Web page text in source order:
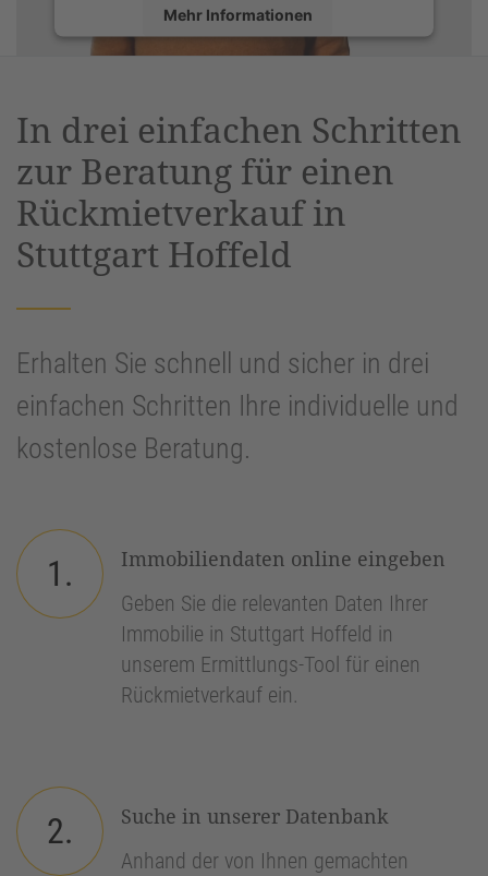
Mehr Informationen
Management Platform&eRecht24
In drei einfachen Schritten
zur Beratung für einen
Rückmietverkauf in
Stuttgart Hoffeld
Erhalten Sie schnell und sicher in drei
einfachen Schritten Ihre individuelle und
kostenlose Beratung.
1.
Immobiliendaten online eingeben
Geben Sie die relevanten Daten Ihrer
Immobilie in Stuttgart Hoffeld in
unserem Ermittlungs-Tool für einen
Rückmietverkauf ein.
2.
Suche in unserer Datenbank
Anhand der von Ihnen gemachten